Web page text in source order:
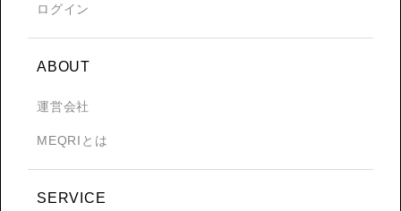
ログイン
ABOUT
運営会社
MEQRIとは
SERVICE